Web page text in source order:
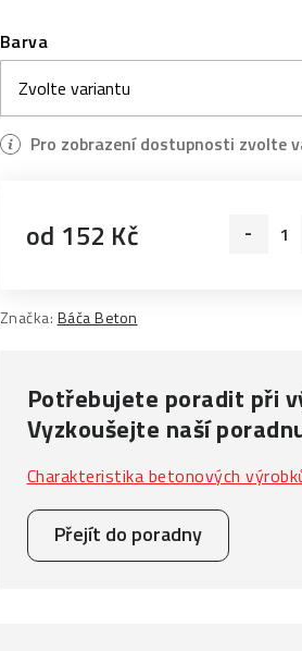
Barva
od 152 Kč
Značka: Báča Beton
Potřebujete poradit při
Vyzkoušejte naší
Charakteristika betonových
Přejít do poradny